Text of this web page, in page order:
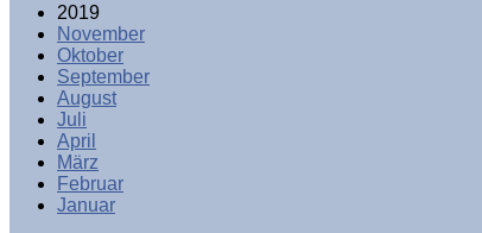
2019
November
Oktober
September
August
Juli
April
März
Februar
Januar